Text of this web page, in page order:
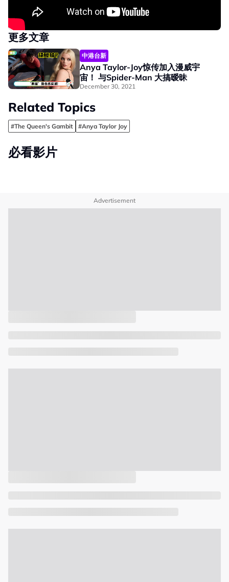
更多文章
中港台新
Anya Taylor-Joy惊传加入漫威宇
宙！ 与Spider-Man 大搞暧昧
December 30, 2021
Related Topics
#The Queen's Gambit #Anya Taylor Joy
必看影片
Advertisement